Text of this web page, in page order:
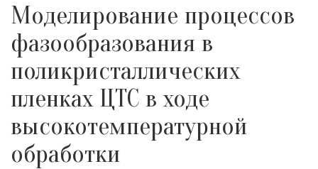
Моделирование процессов
фазообразования в
поликристаллических
пленках ЦТС в ходе
высокотемпературной
обработки